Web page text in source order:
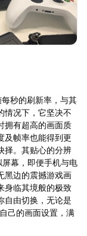
秒的刷新率，与其
情况下，它坚决不
拥有超高的画面质
及帧率也能得到更
择。其贴心的分辨
屏幕，即便手机与电
黑边的震撼游戏画
身临其境般的极致
自由切换，无论是
己的画面设置，满